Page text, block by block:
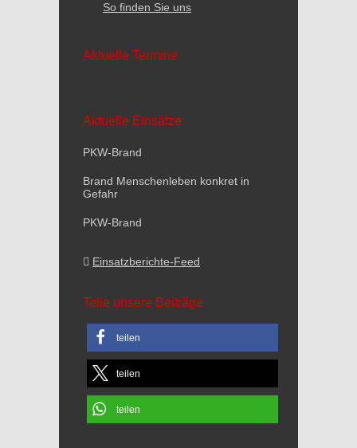
So finden Sie uns
Aktuelle Termine
Aktuelle Einsätze
PKW-Brand
Brand Menschenleben konkret in
Gefahr
PKW-Brand
Einsatzberichte-Feed
Teile unsere Beiträge
teilen
teilen
teilen